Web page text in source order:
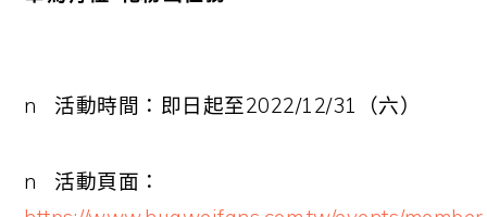
n 活動時間：即日起至2022/12/31 （六）
n 活動頁面：